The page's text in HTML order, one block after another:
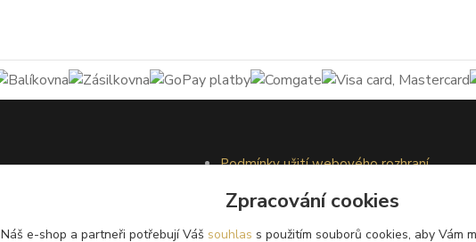
Podmínky užití webového rozhraní
Ochrana osobních údajů
Kontakty
Zpracování cookies
Náš e-shop a partneři potřebují Váš souhlas s použitím souborů cookies, aby Vám